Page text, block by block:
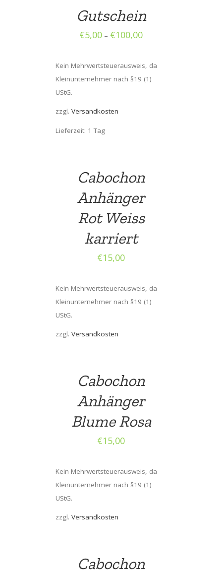
Gutschein
€5,00 – €100,00
Kein Mehrwertsteuerausweis, da
Kleinunternehmer nach §19 (1)
UStG.
zzgl. Versandkosten
Lieferzeit: 1 Tag
Cabochon
Anhänger
Rot Weiss
karriert
€15,00
Kein Mehrwertsteuerausweis, da
Kleinunternehmer nach §19 (1)
UStG.
zzgl. Versandkosten
Cabochon
Anhänger
Blume Rosa
€15,00
Kein Mehrwertsteuerausweis, da
Kleinunternehmer nach §19 (1)
UStG.
zzgl. Versandkosten
Cabochon